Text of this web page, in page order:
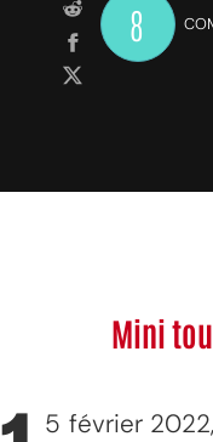
8
Mini
5 février